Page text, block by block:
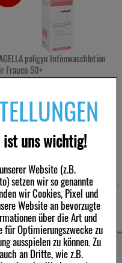
uns wichtig!
Website (z.B.
setzen wir so genannte
wir Cookies, Pixel und
Website an bevorzugte
über die Art und
für Optimierungszwecke zu
ausspielen zu können. Zu
an Dritte, wie z.B.
poligyn Intimwaschlotion
Frauen 50+
19,50 €
23,99 €
MwSt zzgl. Versand
€